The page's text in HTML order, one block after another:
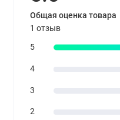
Общая оценка товара
1 отзыв
5
4
3
2